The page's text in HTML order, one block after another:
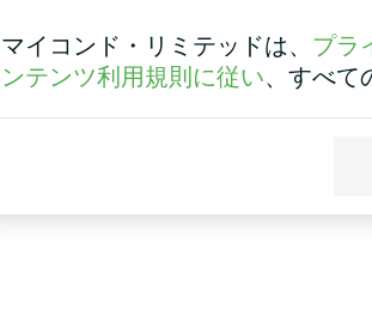
マイコンド・リミテッドは、 プラ
ンテンツ利用規則に従い、すべて